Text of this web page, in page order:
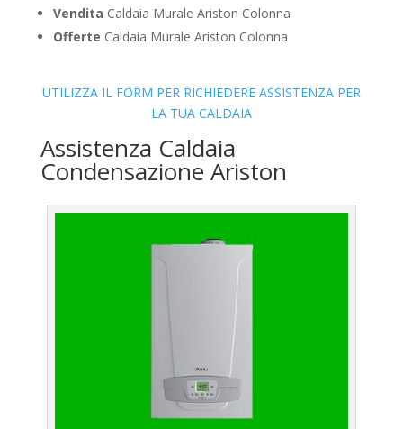
Vendita Caldaia Murale Ariston Colonna
Offerte Caldaia Murale Ariston Colonna
UTILIZZA IL FORM PER RICHIEDERE ASSISTENZA PER
LA TUA CALDAIA
Assistenza Caldaia
Condensazione Ariston